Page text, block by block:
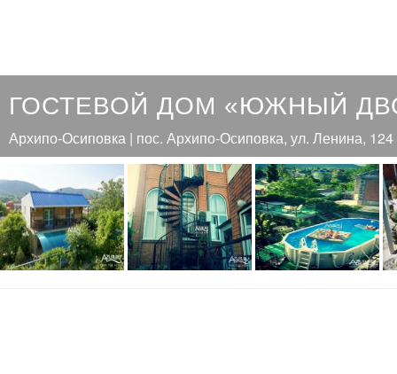
ГОСТЕВОЙ ДОМ «ЮЖНЫЙ
Архипо-Осиповка | пос. Архипо-Осиповка, ул. Ленина, 124